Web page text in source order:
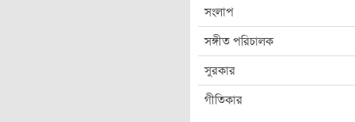
সংলাপ
সঙ্গীত পরিচালক
সুরকার
গীতিকার